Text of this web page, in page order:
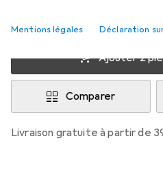
Mentions légales Déclaration
Ajouter 2
Comparer
Livraison gratuite à partir de